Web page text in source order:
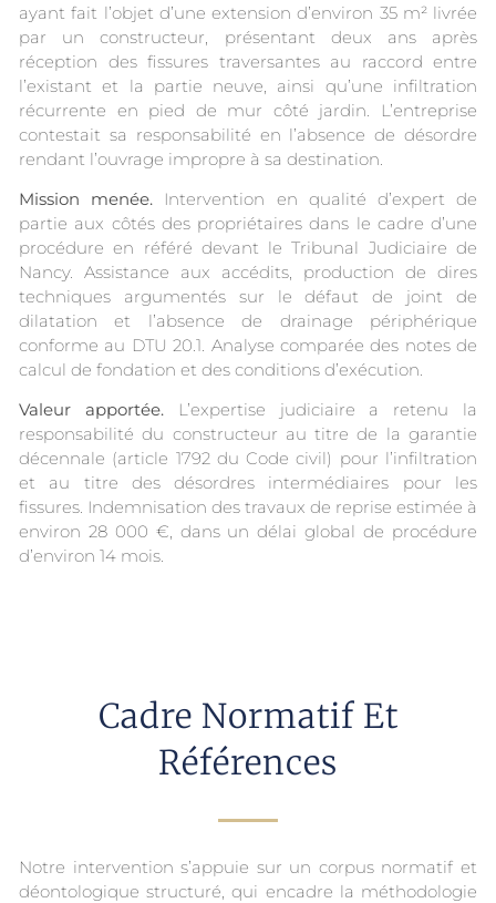
ayant fait l’objet d’une extension d’environ 35 m² livrée
par un constructeur, présentant deux ans après
réception des fissures traversantes au raccord entre
l’existant et la partie neuve, ainsi qu’une infiltration
récurrente en pied de mur côté jardin. L’entreprise
contestait sa responsabilité en l’absence de désordre
rendant l’ouvrage impropre à sa destination.
Mission menée. Intervention en qualité d’expert de
partie aux côtés des propriétaires dans le cadre d’une
procédure en référé devant le Tribunal Judiciaire de
Nancy. Assistance aux accédits, production de dires
techniques argumentés sur le défaut de joint de
dilatation et l’absence de drainage périphérique
conforme au DTU 20.1. Analyse comparée des notes de
calcul de fondation et des conditions d’exécution.
Valeur apportée.L’expertise judiciaire a retenu la
responsabilité du constructeur au titre de la garantie
décennale (article 1792 du Code civil) pour l’infiltration
et au titre des désordres intermédiaires pour les
fissures. Indemnisation des travaux de reprise estimée à
environ 28 000 €, dans un délai global de procédure
d’environ 14 mois.
Cadre Normatif Et
Références
Notre intervention s’appuie sur un corpus normatif et
déontologique structuré, qui encadre la méthodologie